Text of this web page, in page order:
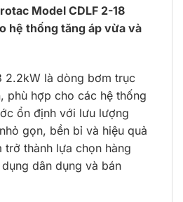
Model CDLF 2-18
hệ thống tăng áp vừa và
2.2kW là dòng bơm trục
phù hợp cho các hệ thống
ổn định với lưu lượng
gọn, bền bỉ và hiệu quả
trở thành lựa chọn hàng
dân dụng và bán